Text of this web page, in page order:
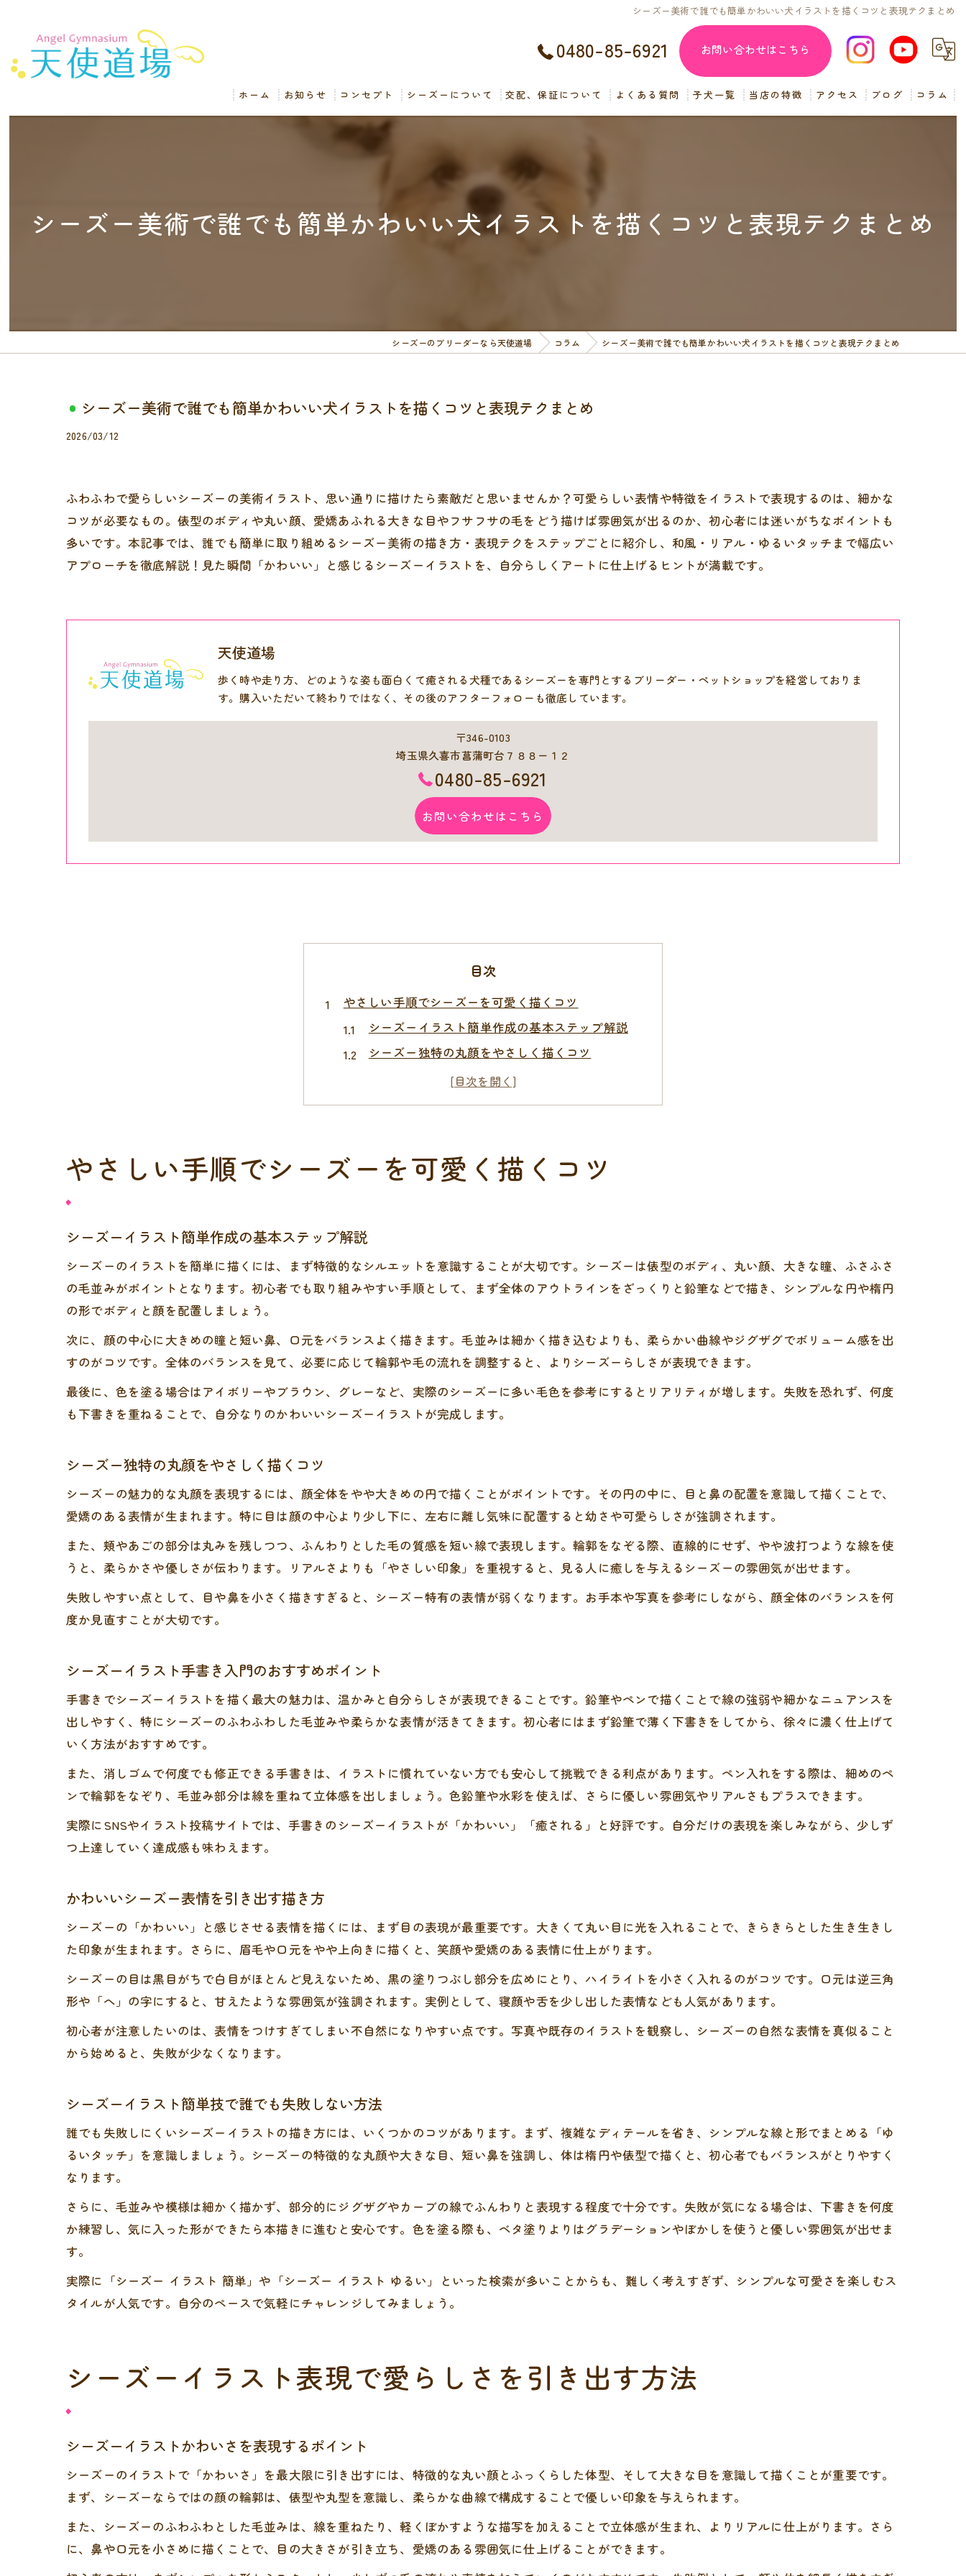
シーズー美術で誰でも簡単かわいい犬イラストを描くコツと表現テクまとめ
0480-85-6921 お問い合わせはこちら
ホーム お知らせ コンセプト シーズーについて 交配、保証について よくある質問 子犬一覧 当店の特徴 アクセス ブログ コラム
シーズー美術で誰でも簡単かわいい犬イラストを描くコツと表現テクまとめ
シーズーのブリーダーなら天使道場 コラム シーズー美術で誰でも簡単かわいい犬イラストを描くコツと表現テクまとめ
シーズー美術で誰でも簡単かわいい犬イラストを描くコツと表現テクまとめ
2026/03/12
ふわふわで愛らしいシーズーの美術イラスト、思い通りに描けたら素敵だと思いませんか？可愛らしい表情や特徴をイラストで表現するのは、細かな
コツが必要なもの。俵型のボディや丸い顔、愛嬌あふれる大きな目やフサフサの毛をどう描けば雰囲気が出るのか、初心者には迷いがちなポイントも
多いです。本記事では、誰でも簡単に取り組めるシーズー美術の描き方・表現テクをステップごとに紹介し、和風・リアル・ゆるいタッチまで幅広い
アプローチを徹底解説！見た瞬間「かわいい」と感じるシーズーイラストを、自分らしくアートに仕上げるヒントが満載です。
天使道場
歩く時や走り方、どのような姿も面白くて癒される犬種であるシーズーを専門とするブリーダー・ペットショップを経営しておりま
す。購入いただいて終わりではなく、その後のアフターフォローも徹底しています。
〒346-0103
埼玉県久喜市菖蒲町台７８８ー１２
0480-85-6921
お問い合わせはこちら
目次
やさしい手順でシーズーを可愛く描くコツ
シーズーイラスト簡単作成の基本ステップ解説
シーズー独特の丸顔をやさしく描くコツ
シーズーイラスト手書き入門のおすすめポイント
かわいいシーズー表情を引き出す描き方
シーズーイラスト表現で愛らしさを引き出す方法
シーズーイラストかわいさを表現するポイント
手書き感を活かすシーズー可愛さ表現術
かわいいシーズーをゆるい雰囲気で表現
シーズー独自の魅力をゆるく描く秘訣
簡単に描けるシーズー顔の基本バランス
シーズーイラスト誰でもできる簡単コツ
手書きならではの温かみあるシーズー作画入門
ふんわり感を出す手書きシーズー描写術
シーズーの優しい表情を手書きで引き出すコツ
手書きならではのシーズーイラスト表現法
シーズーイラストリアルに描くコツとコツ
リアルタッチでシーズーの毛並みを再現する方法
シーズーイラストリアル表現の基本ポイント
やさしい手順でシーズーを可愛く描くコツ
シーズーイラスト簡単作成の基本ステップ解説
シーズーのイラストを簡単に描くには、まず特徴的なシルエットを意識することが大切です。シーズーは俵型のボディ、丸い顔、大きな瞳、ふさふさ
の毛並みがポイントとなります。初心者でも取り組みやすい手順として、まず全体のアウトラインをざっくりと鉛筆などで描き、シンプルな円や楕円
の形でボディと顔を配置しましょう。
次に、顔の中心に大きめの瞳と短い鼻、口元をバランスよく描きます。毛並みは細かく描き込むよりも、柔らかい曲線やジグザグでボリューム感を出
すのがコツです。全体のバランスを見て、必要に応じて輪郭や毛の流れを調整すると、よりシーズーらしさが表現できます。
最後に、色を塗る場合はアイボリーやブラウン、グレーなど、実際のシーズーに多い毛色を参考にするとリアリティが増します。失敗を恐れず、何度
も下書きを重ねることで、自分なりのかわいいシーズーイラストが完成します。
シーズー独特の丸顔をやさしく描くコツ
シーズーの魅力的な丸顔を表現するには、顔全体をやや大きめの円で描くことがポイントです。その円の中に、目と鼻の配置を意識して描くことで、
愛嬌のある表情が生まれます。特に目は顔の中心より少し下に、左右に離し気味に配置すると幼さや可愛らしさが強調されます。
また、頬やあごの部分は丸みを残しつつ、ふんわりとした毛の質感を短い線で表現します。輪郭をなぞる際、直線的にせず、やや波打つような線を使
うと、柔らかさや優しさが伝わります。リアルさよりも「やさしい印象」を重視すると、見る人に癒しを与えるシーズーの雰囲気が出せます。
失敗しやすい点として、目や鼻を小さく描きすぎると、シーズー特有の表情が弱くなります。お手本や写真を参考にしながら、顔全体のバランスを何
度か見直すことが大切です。
シーズーイラスト手書き入門のおすすめポイント
手書きでシーズーイラストを描く最大の魅力は、温かみと自分らしさが表現できることです。鉛筆やペンで描くことで線の強弱や細かなニュアンスを
出しやすく、特にシーズーのふわふわした毛並みや柔らかな表情が活きてきます。初心者にはまず鉛筆で薄く下書きをしてから、徐々に濃く仕上げて
いく方法がおすすめです。
また、消しゴムで何度でも修正できる手書きは、イラストに慣れていない方でも安心して挑戦できる利点があります。ペン入れをする際は、細めのペ
ンで輪郭をなぞり、毛並み部分は線を重ねて立体感を出しましょう。色鉛筆や水彩を使えば、さらに優しい雰囲気やリアルさもプラスできます。
実際にSNSやイラスト投稿サイトでは、手書きのシーズーイラストが「かわいい」「癒される」と好評です。自分だけの表現を楽しみながら、少しず
つ上達していく達成感も味わえます。
かわいいシーズー表情を引き出す描き方
シーズーの「かわいい」と感じさせる表情を描くには、まず目の表現が最重要です。大きくて丸い目に光を入れることで、きらきらとした生き生きし
た印象が生まれます。さらに、眉毛や口元をやや上向きに描くと、笑顔や愛嬌のある表情に仕上がります。
シーズーの目は黒目がちで白目がほとんど見えないため、黒の塗りつぶし部分を広めにとり、ハイライトを小さく入れるのがコツです。口元は逆三角
形や「へ」の字にすると、甘えたような雰囲気が強調されます。実例として、寝顔や舌を少し出した表情なども人気があります。
初心者が注意したいのは、表情をつけすぎてしまい不自然になりやすい点です。写真や既存のイラストを観察し、シーズーの自然な表情を真似ること
から始めると、失敗が少なくなります。
シーズーイラスト簡単技で誰でも失敗しない方法
誰でも失敗しにくいシーズーイラストの描き方には、いくつかのコツがあります。まず、複雑なディテールを省き、シンプルな線と形でまとめる「ゆ
るいタッチ」を意識しましょう。シーズーの特徴的な丸顔や大きな目、短い鼻を強調し、体は楕円や俵型で描くと、初心者でもバランスがとりやすく
なります。
さらに、毛並みや模様は細かく描かず、部分的にジグザグやカーブの線でふんわりと表現する程度で十分です。失敗が気になる場合は、下書きを何度
か練習し、気に入った形ができたら本描きに進むと安心です。色を塗る際も、ベタ塗りよりはグラデーションやぼかしを使うと優しい雰囲気が出せま
す。
実際に「シーズー イラスト 簡単」や「シーズー イラスト ゆるい」といった検索が多いことからも、難しく考えすぎず、シンプルな可愛さを楽しむス
タイルが人気です。自分のペースで気軽にチャレンジしてみましょう。
シーズーイラスト表現で愛らしさを引き出す方法
シーズーイラストかわいさを表現するポイント
シーズーのイラストで「かわいさ」を最大限に引き出すには、特徴的な丸い顔とふっくらした体型、そして大きな目を意識して描くことが重要です。
まず、シーズーならではの顔の輪郭は、俵型や丸型を意識し、柔らかな曲線で構成することで優しい印象を与えられます。
また、シーズーのふわふわとした毛並みは、線を重ねたり、軽くぼかすような描写を加えることで立体感が生まれ、よりリアルに仕上がります。さら
に、鼻や口元を小さめに描くことで、目の大きさが引き立ち、愛嬌のある雰囲気に仕上げることができます。